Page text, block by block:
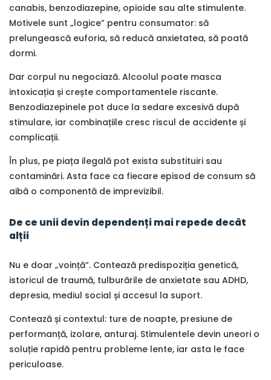
canabis, benzodiazepine, opioide sau alte stimulente.
Motivele sunt „logice” pentru consumator: să
prelungească euforia, să reducă anxietatea, să poată
dormi.
Dar corpul nu negociază. Alcoolul poate masca
intoxicația și crește comportamentele riscante.
Benzodiazepinele pot duce la sedare excesivă după
stimulare, iar combinațiile cresc riscul de accidente și
complicații.
În plus, pe piața ilegală pot exista substituiri sau
contaminări. Asta face ca fiecare episod de consum să
aibă o componentă de imprevizibil.
De ce unii devin dependenți mai repede decât
alții
Nu e doar „voință”. Contează predispoziția genetică,
istoricul de traumă, tulburările de anxietate sau ADHD,
depresia, mediul social și accesul la suport.
Contează și contextul: ture de noapte, presiune de
performanță, izolare, anturaj. Stimulentele devin uneori o
soluție rapidă pentru probleme lente, iar asta le face
periculoase.